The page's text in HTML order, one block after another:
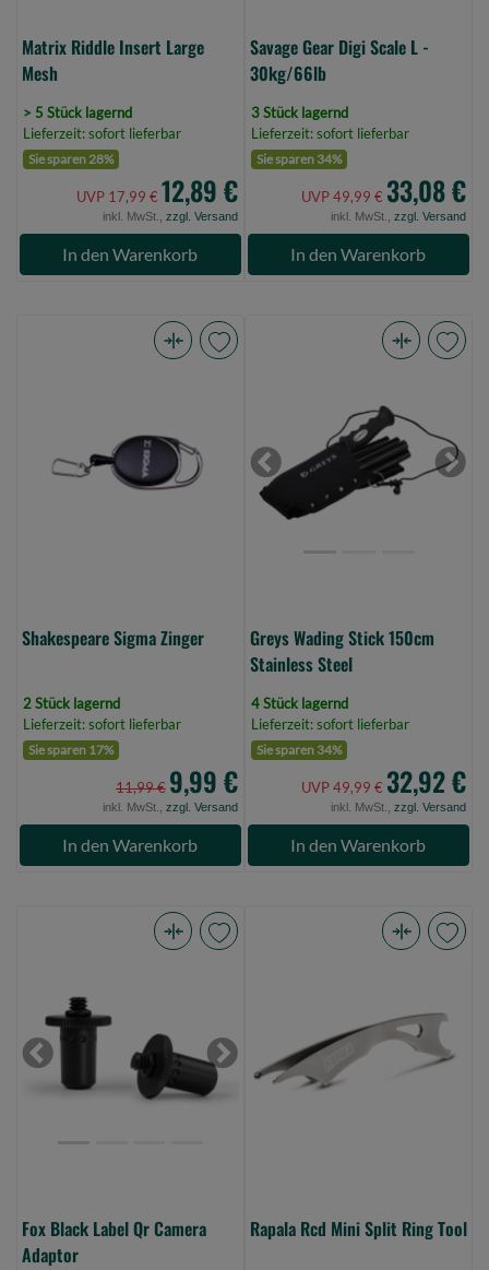
Matrix Riddle Insert Large
Mesh
> 5 Stück lagernd
Lieferzeit: sofort lieferbar
Sie sparen 28%
UVP 17,99 € 12,89 €
inkl. MwSt., zzgl. Versand
In den Warenkorb
Savage Gear Digi Scale L -
30kg/66lb
3 Stück lagernd
Lieferzeit: sofort lieferbar
Sie sparen 34%
UVP 49,99 € 33,08 €
inkl. MwSt., zzgl. Versand
In den Warenkorb
Shakespeare Sigma Zinger
2 Stück lagernd
Lieferzeit: sofort lieferbar
Sie sparen 17%
11,99 € 9,99 €
inkl. MwSt., zzgl. Versand
In den Warenkorb
150cm
Stainless
Steel
(Bild
Previous Next
Greys Wading Stick 150cm
Stainless Steel
4 Stück lagernd
Lieferzeit: sofort lieferbar
Sie sparen 34%
UVP 49,99 € 32,92 €
inkl. MwSt., zzgl. Versand
In den Warenkorb
Qr
Camera
Adaptor
Previous Next
Fox Black Label Qr Camera
Adaptor
Ring
Tool
Rapala Rcd Mini Split Ring Tool